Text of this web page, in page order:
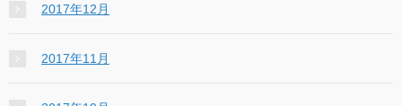
2017年12月
2017年11月